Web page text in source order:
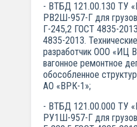
- ВТБД 121.00.130 ТУ
РВ2Ш-957-Г для
Г-245,2 ГОСТ 4835-
4835-2013.
разработчик ООО «ИЦ
вагонное ремонтное
обособленное
АО «ВРК-1»;
- ВТБД 121.00.000 ТУ
РУ1Ш-957-Г для